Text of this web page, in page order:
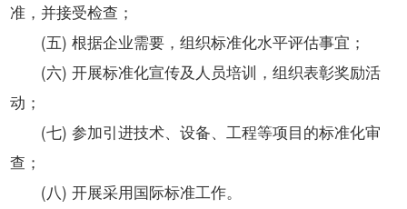
准，并接受检查；
(五) 根据企业需要，组织标准化水平评估事宜；
(六) 开展标准化宣传及人员培训，组织表彰奖励活
动；
(七) 参加引进技术、设备、工程等项目的标准化审
查；
(八) 开展采用国际标准工作。